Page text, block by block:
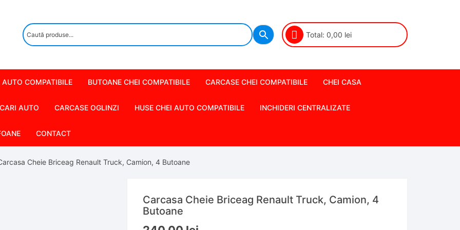
Total: 0,00 lei
AUTO COMPATIBILE BUTOANE CHEI COMPATIBILE CARCASE CHEI COMPATIBILE CHEI CASA
AUTO CARCASE OGLINZI HUSE CHEI AUTO COMPATIBILE INCHIDERI CENTRALIZATE
CONTACT
Cheie Briceag Renault Truck, Camion, 4 Butoane
Carcasa Cheie Briceag Renault Truck, Camion, 4
Butoane